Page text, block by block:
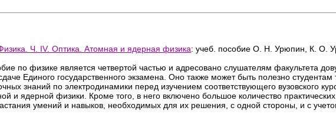
Ч. IV. Оптика. Атомная и ядерная физика: учеб. пособие О. Н. Урюпин, К. О.
по физике является четвертой частью и адресовано слушателям факультета
Единого государственного экзамена. Оно также может быть полезно
знаний по электродинамики перед изучением соответствующего вузовского
и ядерной физики. Кроме того, в него включено большое количество
умений и навыков, необходимых для их решения, с одной стороны, и с